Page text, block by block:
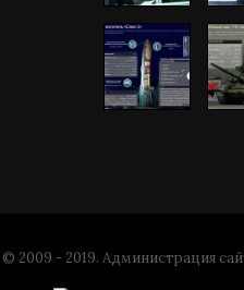
2009 - 2019. Администрация